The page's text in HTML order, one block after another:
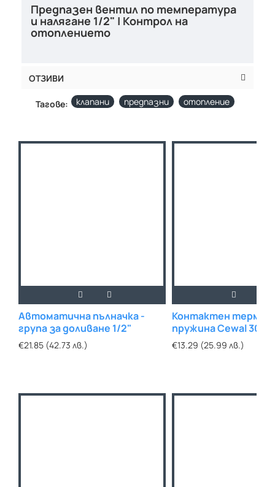
Предпазен вентил по температура
и налягане 1/2" | Контрол на
отоплението
ОТЗИВИ
Тагове: клапани предпазни отопление
Автоматична пълначка -
група за доливане 1/2"
€21.85 (42.73 лв.)
Контактен
пружина Cewal 30 -
€13.29 (25.99 лв.)